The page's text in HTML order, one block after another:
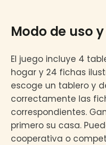
Modo de uso
El juego incluye 4
hogar y 24 fichas
escoge un tablero y
correctamente las
correspondientes.
primero su casa.
cooperativa o